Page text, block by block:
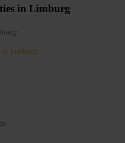
in Limburg
in Limburg